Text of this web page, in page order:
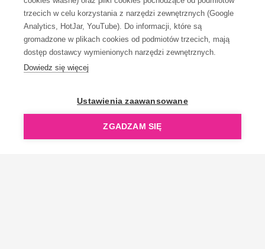
trzecich w celu korzystania z narzędzi zewnętrznych (Google
Analytics, HotJar, YouTube). Do informacji, które są
gromadzone w plikach cookies od podmiotów trzecich, mają
dostęp dostawcy wymienionych narzędzi zewnętrznych.
Dowiedz się więcej
Ustawienia zaawansowane
ZGADZAM SIĘ
OpenGift jest częścią ReflectGroup.